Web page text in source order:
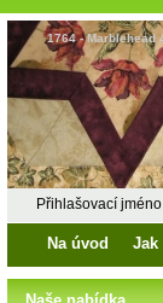
1764 - Marblehead
Přihlašovací jméno
Na úvod Jak